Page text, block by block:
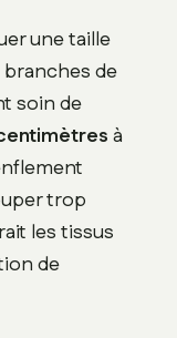
une taille
de
soin de
à
trop
les tissus
de